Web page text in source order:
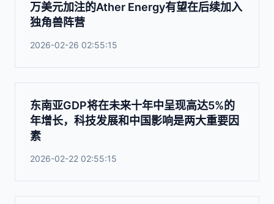
万美元加注的Ather Energy有望在后续加入
独角兽阵营
2026-02-26 02:55:15
东南亚GDP将在未来十年中呈现高达5%的
年增长，科技发展和中国影响是两大重要因
素
2026-02-22 02:55:15